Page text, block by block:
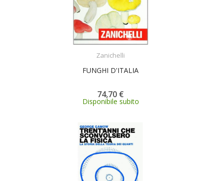
Zanichelli
FUNGHI D'ITALIA
74,70 €
Disponibile subito